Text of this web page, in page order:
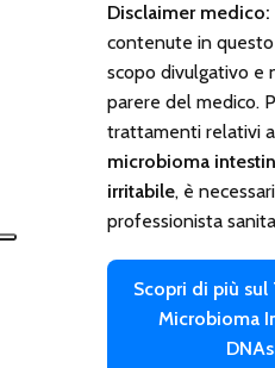
Disclaimer medico:
contenute in
scopo divulgativo e
parere del medico.
trattamenti relativi a
microbioma
irritabile, è
professionista
Scopri di più sul
Microbioma